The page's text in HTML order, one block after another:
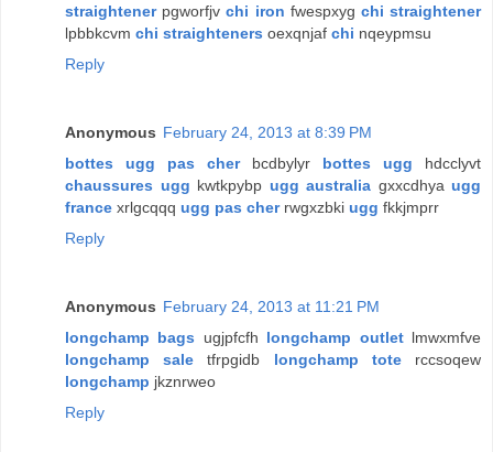
straightenerpgworfjvchi iron fwespxyg chi straightener
lpbbkcvm chi straighteners oexqnjaf chi nqeypmsu
Reply
Anonymous February 24, 2013 at 8:39 PM
bottes ugg pas cherbcdbylyr bottes ugg hdcclyvt
chaussures ugg kwtkpybp ugg australia gxxcdhya ugg
france xrlgcqqq ugg pas cherrwgxzbki ugg fkkjmprr
Reply
Anonymous February 24, 2013 at 11:21 PM
longchamp bags ugjpfcfh longchamp outletlmwxmfve
longchamp sale tfrpgidb longchamp toterccsoqew
longchamp jkznrweo
Reply